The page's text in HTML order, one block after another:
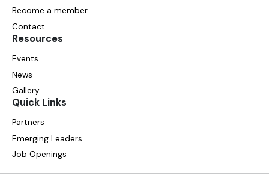
Become a member
Contact
Resources
Events
News
Gallery
Quick Links
Partners
Emerging Leaders
Job Openings